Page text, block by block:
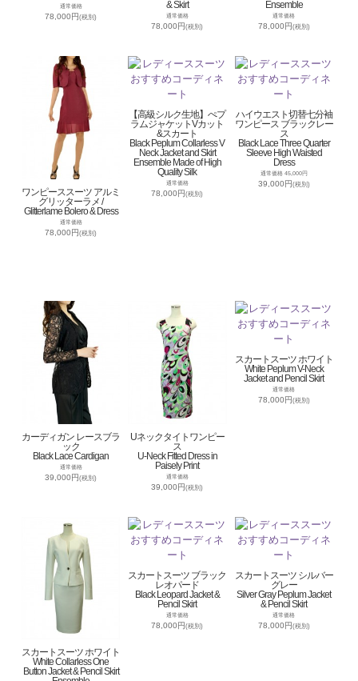
通常価格
78,000円(税別)
& Skirt
通常価格
78,000円(税別)
Ensemble
通常価格
78,000円(税別)
ワンピーススーツ アルミ
グリッターラメ /
Glitterlame Bolero & Dress
通常価格
78,000円(税別)
【高級シルク生地】ぺプ
ラムジャケットVカット
&スカート
Black Peplum Collarless V
Neck Jacket and Skirt
Ensemble Made of High
Quality Silk
通常価格
78,000円(税別)
ハイウエスト切替七分袖
ワンピース ブラックレー
ス
Black Lace Three Quarter
Sleeve High Waisted
Dress
通常価格 45,000円
39,000円(税別)
カーディガン レースブラ
ック
Black Lace Cardigan
通常価格
39,000円(税別)
Uネックタイトワンピー
ス
U-Neck Fitted Dress in
Paisely Print
通常価格
39,000円(税別)
スカートスーツ ホワイト
White Peplum V-Neck
Jacket and Pencil Skirt
通常価格
78,000円(税別)
スカートスーツ ホワイト
White Collarless One
Button Jacket & Pencil Skirt
スカートスーツ ブラック
レオパード
Black Leopard Jacket &
Pencil Skirt
通常価格
78,000円(税別)
スカートスーツ シルバー
グレー
Silver Gray Peplum Jacket
& Pencil Skirt
通常価格
78,000円(税別)